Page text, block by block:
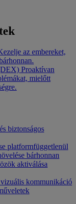
az embereket,
Proaktívan
mielőtt
biztonságos
platformfüggetlenül
bárhonnan
aktiválása
kommunikáció